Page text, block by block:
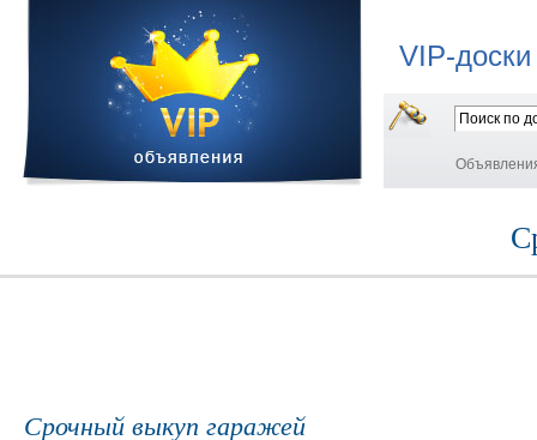
VIP-
Срочный выкуп гаражей